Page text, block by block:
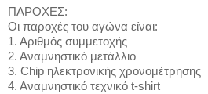
ΠΑΡΟΧΕΣ:
Οι παροχές του αγώνα είναι:
1. Αριθμός συμμετοχής
2. Αναμνηστικό μετάλλιο
3. Chip ηλεκτρονικής χρονομέτρησης
4. Αναμνηστικό τεχνικό t-shirt